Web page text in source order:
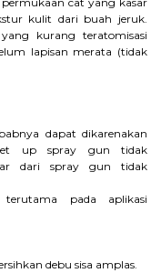
kulit dari buah jeruk.
kurang teratomisasi
lapisan merata (tidak
dapat dikarenakan
up spray gun tidak
dari spray gun tidak
pada aplikasi
debu sisa amplas.